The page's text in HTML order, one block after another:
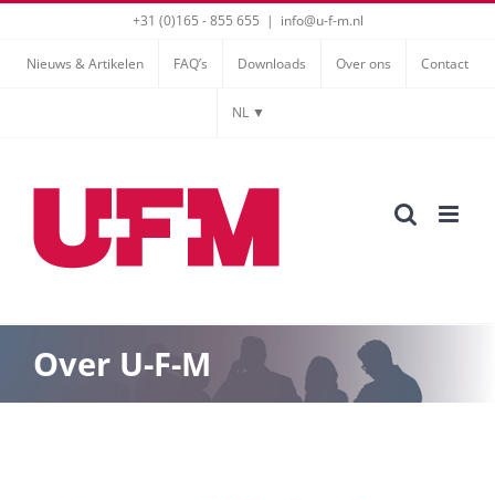
+31 (0)165 - 855 655 | info@u-f-m.nl
Nieuws & Artikelen FAQ’s Downloads Over ons Contact
NL ▼
Over U-F-M